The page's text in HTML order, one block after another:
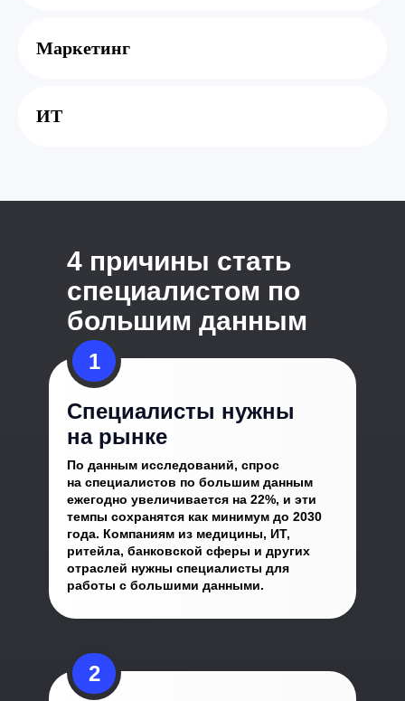
Марк етинг
ИТ
Специалисты нужны
на рынке
По данным исследований, спрос
на специалистов по большим данным
ежегодно увеличивается на 22%, и эти
темпы сохранятся как минимум до 2030
года. Компаниям из медицины, ИТ,
ритейла, банковской сферы и других
отраслей нужны специалисты для
работы с большими данными.
1
2
4 причины стать
специалистом по
большим данным